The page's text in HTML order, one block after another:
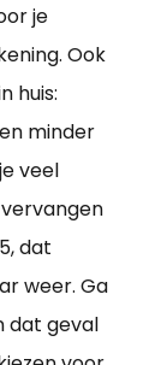
je
Ook
huis:
minder
veel
dat
weer. Ga
dat geval